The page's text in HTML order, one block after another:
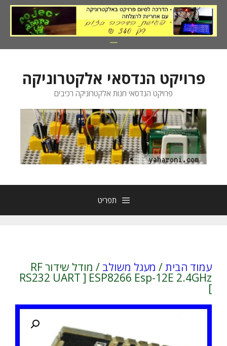
לדלג
לתוכן
פרויקט הנדסאי אלקטרוניקה
פרויקט הנדסאי חנות אלקטרוניקה רכיבים
תפריט
עמוד הבית/ מעגל משולב / מודל שידור RF
RS232 UART ] ESP8266 Esp-12E 2.4GHz
]